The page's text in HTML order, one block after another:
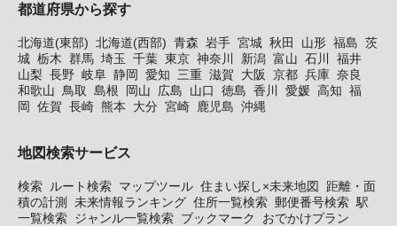
都道府県から探す
北海道(東部) 北海道(西部) 青森 岩手 宮城 秋田 山形 福島 茨
城 栃木 群馬 埼玉 千葉 東京 神奈川 新潟 富山 石川
福井
山梨 長野 岐阜 静岡 愛知 三重 滋賀 大阪 京都 兵庫 奈良
和歌山
鳥取 島根 岡山 広島 山口 徳島 香川 愛媛 高知 福
岡
佐賀 長崎 熊本 大分 宮崎 鹿児島 沖縄
地図検索サービス
検索 ルート検索 マップツール 住まい探し×未来地図
距離・面
積の計測
未来情報ランキング 住所一覧検索 郵便番号検索 駅
一覧検索 ジャンル一覧検索 ブックマーク おでかけプラン